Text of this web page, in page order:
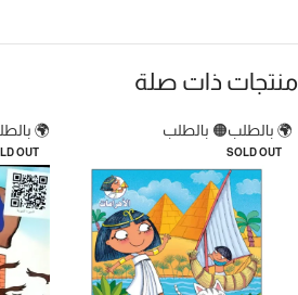
منتجات ذات صلة
🌍 بالطلب🟠 بالطلب
SOLD OUT
🌍
OUT